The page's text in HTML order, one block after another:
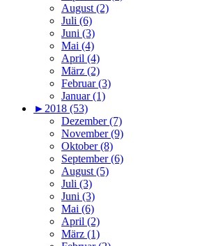
August (2)
Juli (6)
Juni (3)
Mai (4)
April (4)
März (2)
Februar (3)
Januar (1)
►2018 (53)
Dezember (7)
November (9)
Oktober (8)
September (6)
August (5)
Juli (3)
Juni (3)
Mai (6)
April (2)
März (1)